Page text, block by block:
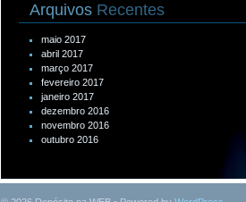
Arquivos Recentes
maio 2017
abril 2017
março 2017
fevereiro 2017
janeiro 2017
dezembro 2016
novembro 2016
outubro 2016